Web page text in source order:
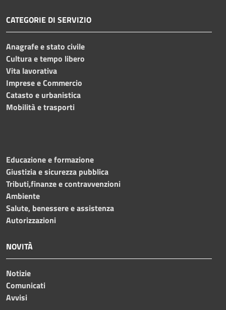
CATEGORIE DI SERVIZIO
Anagrafe e stato civile
Cultura e tempo libero
Vita lavorativa
Imprese e Commercio
Catasto e urbanistica
Mobilità e trasporti
Educazione e formazione
Giustizia e sicurezza pubblica
Tributi,finanze e contravvenzioni
Ambiente
Salute, benessere e assistenza
Autorizzazioni
NOVITÀ
Notizie
Comunicati
Avvisi